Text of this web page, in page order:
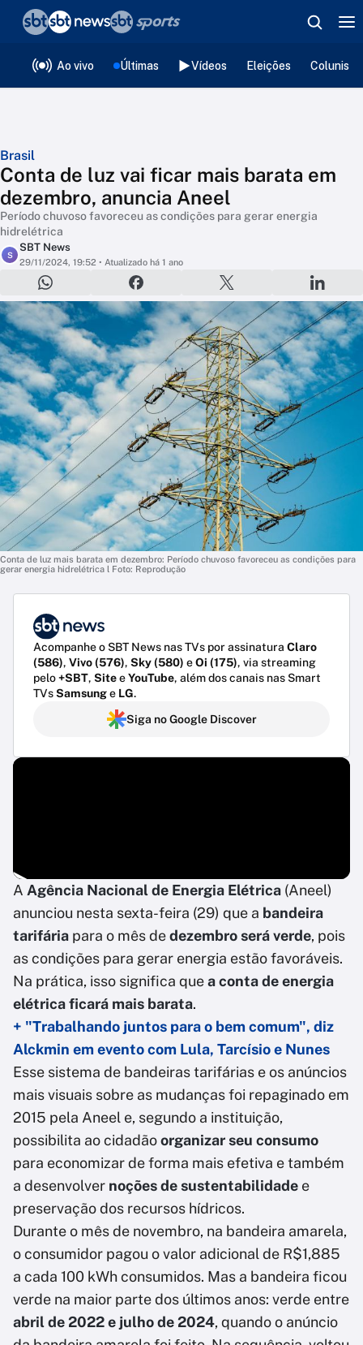
Ao vivo Últimas Vídeos Eleições
Brasil
Conta de luz vai ficar mais barata em
dezembro, anuncia Aneel
Período chuvoso favoreceu as condições para gerar energia
hidrelétrica
S
SBT News
29/11/2024, 19:52 • Atualizado há 1 ano
Conta de luz mais barata em dezembro: Período chuvoso favoreceu as condições para
gerar energia hidrelétrica l Foto: Reprodução
Acompanhe o SBT News nas TVs por assinatura Claro
(586), Vivo (576), Sky (580) eOi (175), via streaming
pelo+SBT, SiteeYouTube, além dos canais nas Smart
TVsSamsunge LG.
Siga no Google Discover
A Agência Nacional de Energia Elétrica (Aneel)
anunciou nesta sexta-feira (29) que a bandeira
tarifária para o mês dedezembro será verde, pois
as condições para gerar energia estão favoráveis.
Na prática, isso significa quea conta de energia
elétrica ficará mais barata.
+ "Trabalhando juntos para o bem comum", diz
Alckmin em evento com Lula, Tarcísio e Nunes
Esse sistema de bandeiras tarifárias e os anúncios
mais visuais sobre as mudanças foi repaginado em
2015 pela Aneel e, segundo a instituição,
possibilita ao cidadãoorganizar seu consumo
para economizar de forma mais efetiva e também
a desenvolver noções de sustentabilidade e
preservação dos recursos hídricos.
Durante o mês de novembro, na bandeira amarela,
o consumidor pagou o valor adicional de R$1,885
a cada 100 kWh consumidos. Mas a bandeira ficou
verde na maior parte dos últimos anos: verde entre
abril de 2022 e julho de 2024, quando o anúncio
❮voltar
Editorias